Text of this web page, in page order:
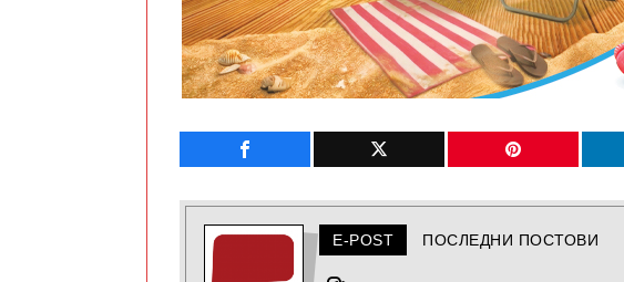
E-POST ПОСЛЕДНИ ПОСТОВИ